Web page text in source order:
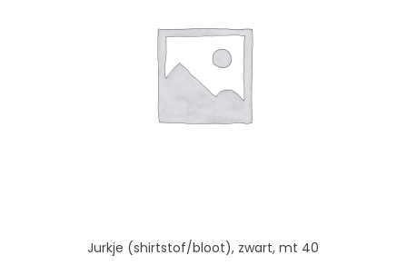
Jurkje (shirtstof/bloot), zwart, mt 40